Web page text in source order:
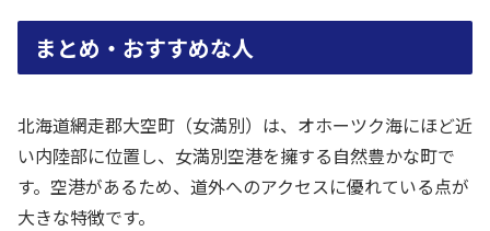
まとめ・おすすめな人
北海道網走郡大空町（女満別）は、オホーツク海にほど近
い内陸部に位置し、女満別空港を擁する自然豊かな町で
す。空港があるため、道外へのアクセスに優れている点が
大きな特徴です。